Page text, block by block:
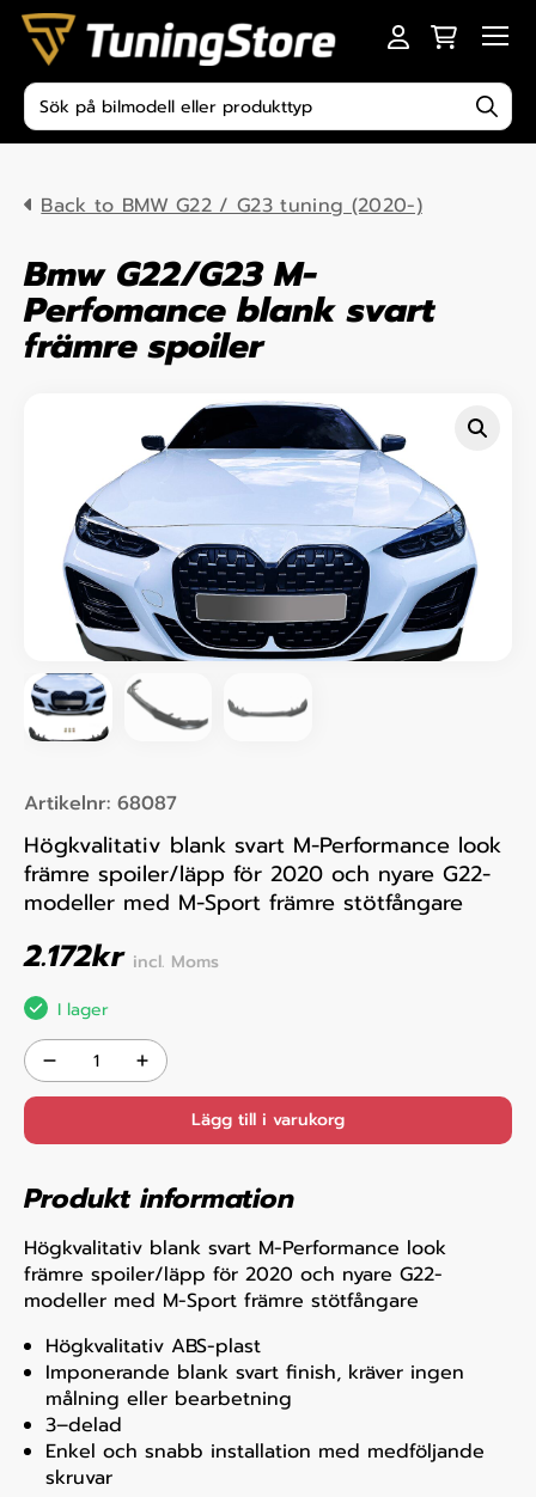
Skip to content
Produktsökning
Back to BMW G22 / G23 tuning (2020-)
Bmw G22/G23 M-
Perfomance blank svart
främre spoiler
Artikelnr: 68087
Högkvalitativ blank svart M-Performance look
främre spoiler/läpp för 2020 och nyare G22-
modeller med M-Sport främre stötfångare
2.172kr incl. Moms
I lager
Lägg till i varukorg
Produkt information
Högkvalitativ blank svart M-Performance look
främre spoiler/läpp för 2020 och nyare G22-
modeller med M-Sport främre stötfångare
Högkvalitativ ABS-plast
Imponerande blank svart finish, kräver ingen
målning eller bearbetning
3–delad
Enkel och snabb installation med medföljande
skruvar